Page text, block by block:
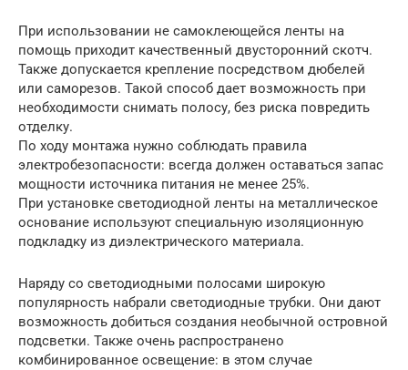
При использовании не самоклеющейся ленты на
помощь приходит качественный двусторонний скотч.
Также допускается крепление посредством дюбелей
или саморезов. Такой способ дает возможность при
необходимости снимать полосу, без риска повредить
отделку.
По ходу монтажа нужно соблюдать правила
электробезопасности: всегда должен оставаться запас
мощности источника питания не менее 25%.
При установке светодиодной ленты на металлическое
основание используют специальную изоляционную
подкладку из диэлектрического материала.
Наряду со светодиодными полосами широкую
популярность набрали светодиодные трубки. Они дают
возможность добиться создания необычной островной
подсветки. Также очень распространено
комбинированное освещение: в этом случае